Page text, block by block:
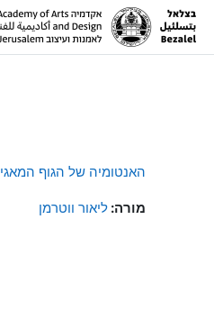
דילוג לתוכן הראשי
האנטומיה של הגוף המאגי
מורה: ליאור ווטרמן